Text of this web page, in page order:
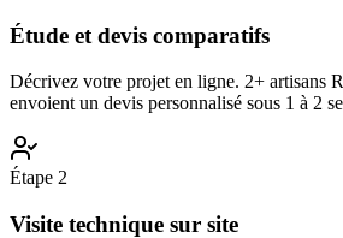
Étude et devis comparatifs
Décrivez votre projet en ligne. 2+ artisans
envoient un devis personnalisé sous 1 à 2
Étape 2
Visite technique sur site